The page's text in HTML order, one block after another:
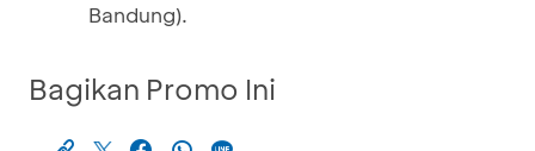
Bandung).
Bagikan Promo Ini